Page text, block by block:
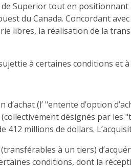
Superior tout en
du Canada. Concordant
libres, la réalisation de la
à certaines conditions et
(l’ "entente d’option
désignés par
412 millions de dollars.
à un tiers)
conditions, dont la